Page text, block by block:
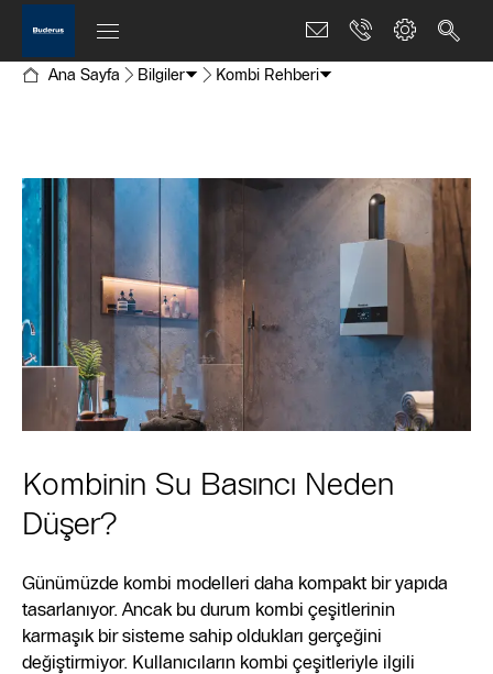
Ana Sayfa Bilgiler Kombi Rehberi
Kombinin Su Basıncı Neden
Düşer?
Günümüzde kombi modelleri daha kompakt bir yapıda
tasarlanıyor. Ancak bu durum kombi çeşitlerinin
karmaşık bir sisteme sahip oldukları gerçeğini
değiştirmiyor. Kullanıcıların kombi çeşitleriyle ilgili